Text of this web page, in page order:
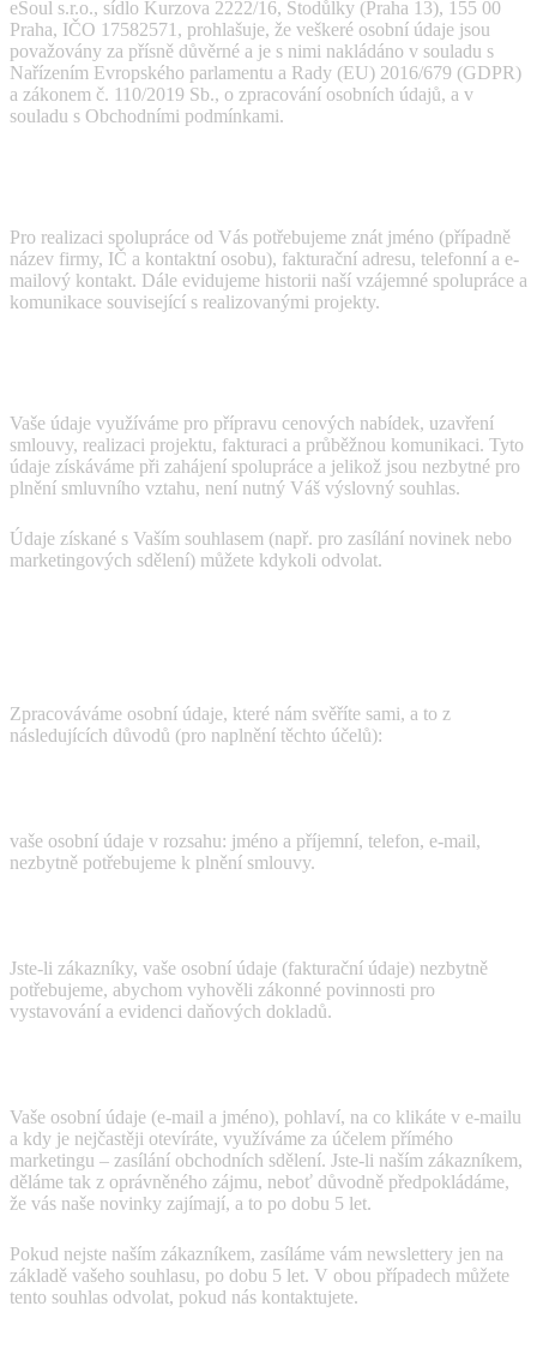
eSoul s.r.o., sídlo Kurzova 2222/16, Stodůlky (Praha 13), 155 00
Praha, IČO 17582571, prohlašuje, že veškeré osobní údaje jsou
považovány za přísně důvěrné a je s nimi nakládáno v souladu s
Nařízením Evropského parlamentu a Rady (EU) 2016/679 (GDPR)
a zákonem č. 110/2019 Sb., o zpracování osobních údajů, a v
souladu s Obchodními podmínkami.
Pro realizaci spolupráce od Vás potřebujeme znát jméno (případně
název firmy, IČ a kontaktní osobu), fakturační adresu, telefonní a e-
mailový kontakt. Dále evidujeme historii naší vzájemné spolupráce a
komunikace související s realizovanými projekty.
Vaše údaje využíváme pro přípravu cenových nabídek, uzavření
smlouvy, realizaci projektu, fakturaci a průběžnou komunikaci. Tyto
údaje získáváme při zahájení spolupráce a jelikož jsou nezbytné pro
plnění smluvního vztahu, není nutný Váš výslovný souhlas.
Údaje získané s Vaším souhlasem (např. pro zasílání novinek nebo
marketingových sdělení) můžete kdykoli odvolat.
Zpracováváme osobní údaje, které nám svěříte sami, a to z
následujících důvodů (pro naplnění těchto účelů):
vaše osobní údaje v rozsahu: jméno a příjemní, telefon, e-mail,
nezbytně potřebujeme k plnění smlouvy.
Jste-li zákazníky, vaše osobní údaje (fakturační údaje) nezbytně
potřebujeme, abychom vyhověli zákonné povinnosti pro
vystavování a evidenci daňových dokladů.
Vaše osobní údaje (e-mail a jméno), pohlaví, na co klikáte v e-mailu
a kdy je nejčastěji otevíráte, využíváme za účelem přímého
marketingu – zasílání obchodních sdělení. Jste-li naším zákazníkem,
děláme tak z oprávněného zájmu, neboť důvodně předpokládáme,
že vás naše novinky zajímají, a to po dobu 5 let.
Pokud nejste naším zákazníkem, zasíláme vám newslettery jen na
základě vašeho souhlasu, po dobu 5 let. V obou případech můžete
tento souhlas odvolat, pokud nás kontaktujete.